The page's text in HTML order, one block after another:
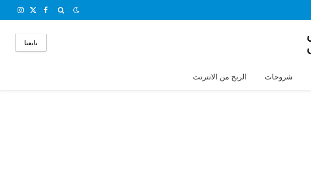
فيسبوك
X
تابعنا
شروحات الربح من الانترنت